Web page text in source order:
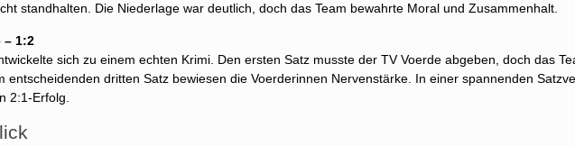
standhalten. Die Niederlage war deutlich, doch das Team bewahrte Moral und Zusammenhalt.
– 1:2
sich zu einem echten Krimi. Den ersten Satz musste der TV Voerde abgeben, doch das
entscheidenden dritten Satz bewiesen die Voerderinnen Nervenstärke. In einer spannenden
2:1-Erfolg.